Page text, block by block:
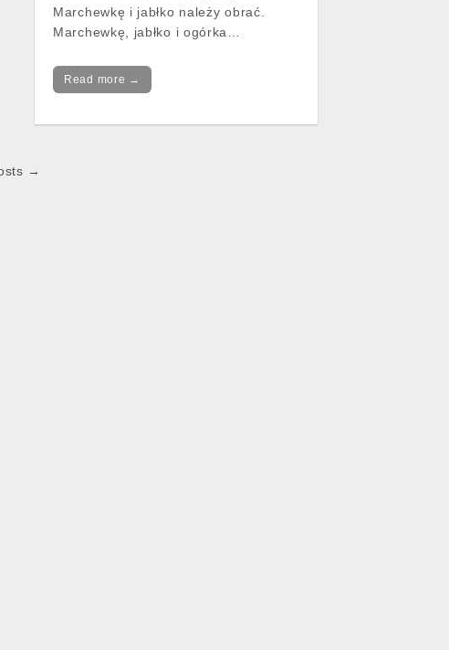
Marchewkę i jabłko należy obrać.
Marchewkę, jabłko i ogórka…
Read more →
→